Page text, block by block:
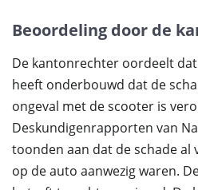
Beoordeling door de
De kantonrechter oordeelt
heeft onderbouwd dat de
ongeval met de scooter is
Deskundigenrapporten van
toonden aan dat de schade al
op de auto aanwezig waren.